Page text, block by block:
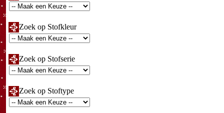
Zoek op Stofkleur
Zoek op Stofserie
Zoek op Stoftype